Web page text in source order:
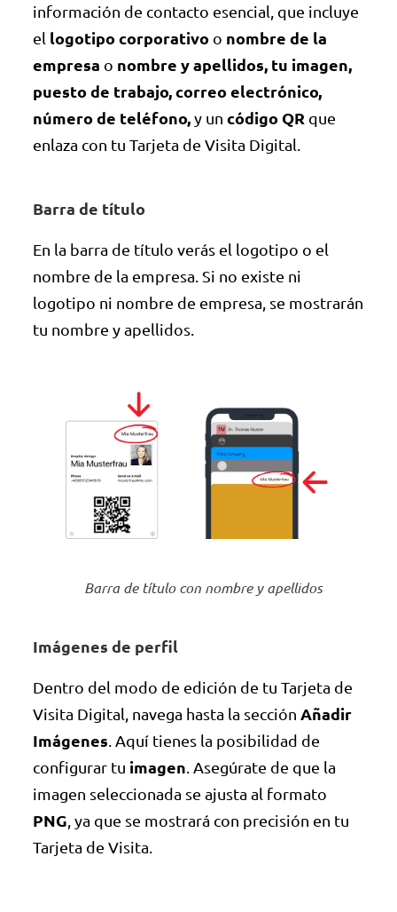
información de contacto esencial, que incluye
el logotipo corporativo o nombre de la
empresa o nombre y apellidos, tu imagen,
puesto de trabajo, correo electrónico,
número de teléfono,y uncódigo QR que
enlaza con tu Tarjeta de Visita Digital.
Barra de título
En la barra de título verás el logotipo o el
nombre de la empresa. Si no existe ni
logotipo ni nombre de empresa, se mostrarán
tu nombre y apellidos.
Barra de título con nombre y apellidos
Imágenes de perfil
Dentro del modo de edición de tu Tarjeta de
Visita Digital, navega hasta la sección Añadir
Imágenes . Aquí tienes la posibilidad de
configurar tu imagen . Asegúrate de que la
imagen seleccionada se ajusta al formato
PNG , ya que se mostrará con precisión en tu
Tarjeta de Visita.